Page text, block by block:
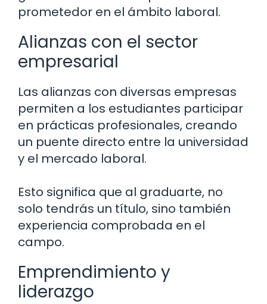
prometedor en el ámbito laboral.
Alianzas con el sector
empresarial
Las alianzas con diversas empresas
permiten a los estudiantes participar
en prácticas profesionales, creando
un puente directo entre la universidad
y el mercado laboral.
Esto significa que al graduarte, no
solo tendrás un título, sino también
experiencia comprobada en el
campo.
Emprendimiento y
liderazgo